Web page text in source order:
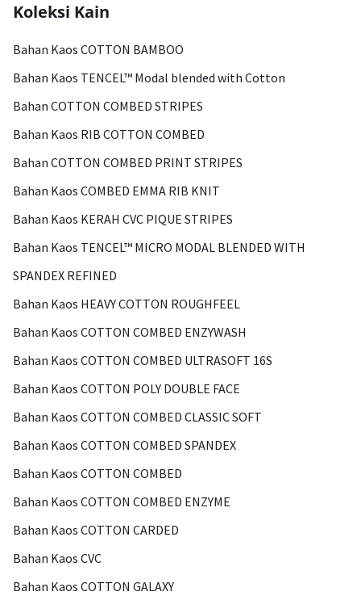
Koleksi Kain
Bahan Kaos COTTON BAMBOO
Bahan Kaos TENCEL™ Modal blended with Cotton
Bahan COTTON COMBED STRIPES
Bahan Kaos RIB COTTON COMBED
Bahan COTTON COMBED PRINT STRIPES
Bahan Kaos COMBED EMMA RIB KNIT
Bahan Kaos KERAH CVC PIQUE STRIPES
Bahan Kaos TENCEL™ MICRO MODAL BLENDED WITH
SPANDEX REFINED
Bahan Kaos HEAVY COTTON ROUGHFEEL
Bahan Kaos COTTON COMBED ENZYWASH
Bahan Kaos COTTON COMBED ULTRASOFT 16S
Bahan Kaos COTTON POLY DOUBLE FACE
Bahan Kaos COTTON COMBED CLASSIC SOFT
Bahan Kaos COTTON COMBED SPANDEX
Bahan Kaos COTTON COMBED
Bahan Kaos COTTON COMBED ENZYME
Bahan Kaos COTTON CARDED
Bahan Kaos CVC
Bahan Kaos COTTON GALAXY